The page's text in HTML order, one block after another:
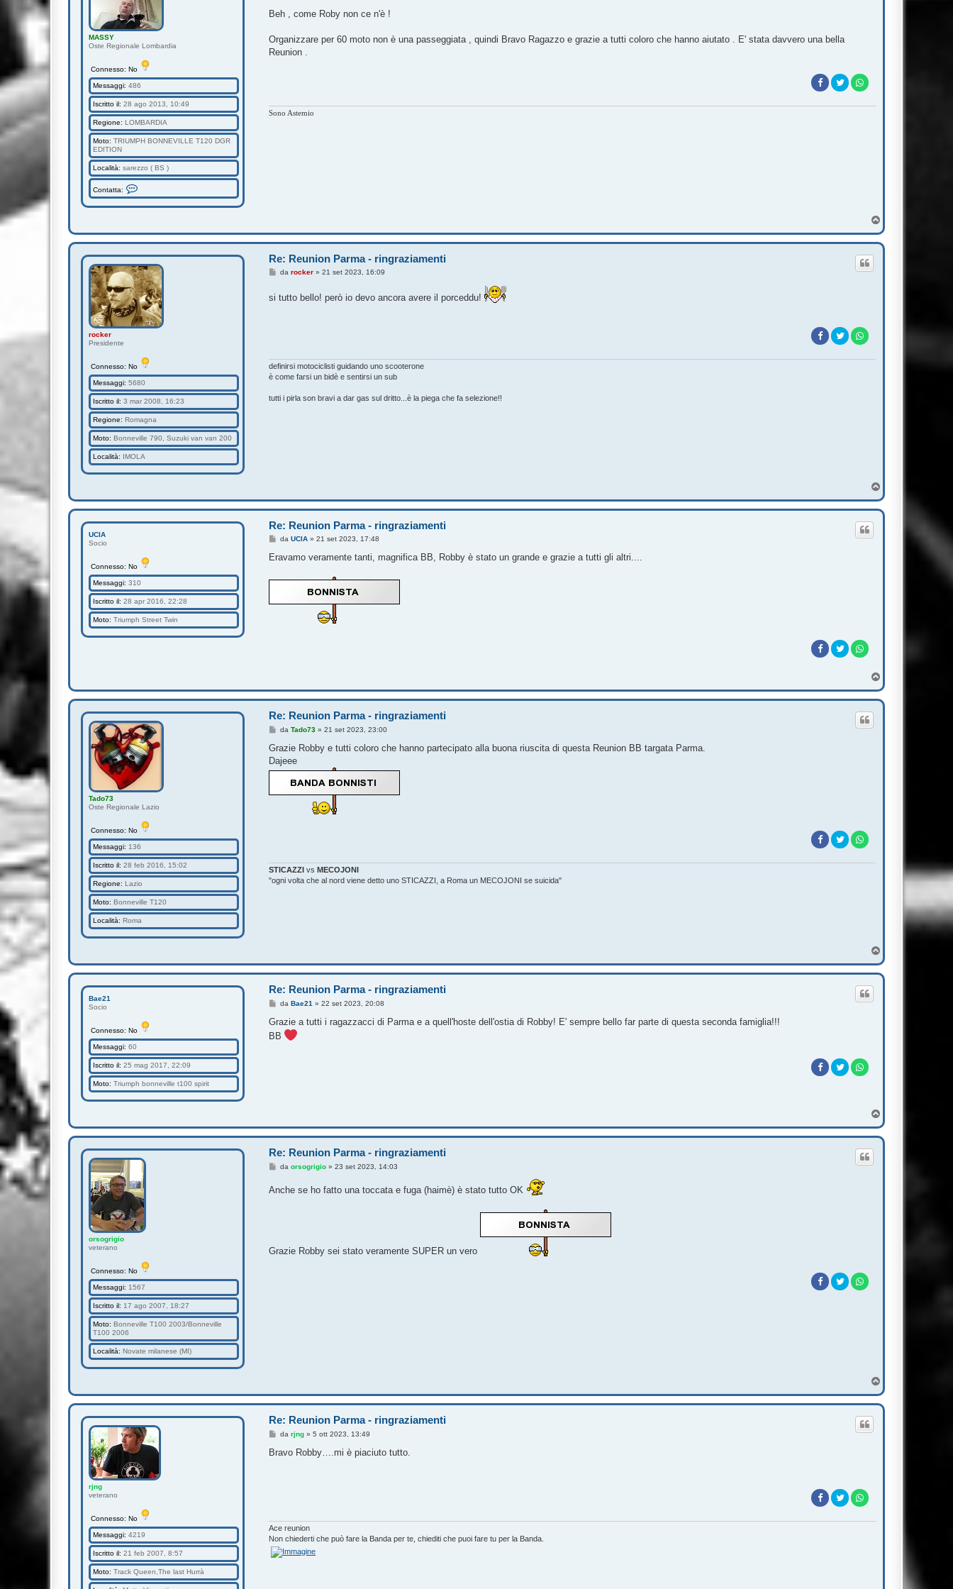
MASSY
Oste Regionale Lombardia
Connesso: No
Messaggi: 486
Iscritto il: 28 ago 2013, 10:49
Regione: LOMBARDIA
Moto: TRIUMPH BONNEVILLE T120 DGR
EDITION
Località: sarezzo ( BS )
Contatta:
t
a
M
S
S
Y
s
g
g
i
Beh , come Roby non ce n'è !
Organizzare per 60 moto non è una passeggiata , quindi Bravo Ragazzo e grazie a tutti coloro che hanno aiutato . E' stata davvero una bella
Reunion .
Sono Astemio
o
rocker
Presidente
Connesso: No
Messaggi: 5680
Iscritto il: 3 mar 2008, 16:23
Regione: Romagna
Moto: Bonneville 790, Suzuki van van 200
Località: IMOLA
Re: Reunion Parma - ringraziamenti
M
s
darocker »21 set 2023, 16:09
si tutto bello! però io devo ancora avere il porceddu!
definirsi motociclisti guidando uno scooterone
è come farsi un bidè e sentirsi un sub
tutti i pirla son bravi a dar gas sul dritto...è la piega che fa selezione!!
o
UCIA
Socio
Connesso: No
Messaggi: 310
Iscritto il: 28 apr 2016, 22:28
Moto: Triumph Street Twin
Re: Reunion Parma - ringraziamenti
M
s
g
o
daUCIA »21 set 2023, 17:48
Eravamo veramente tanti, magnifica BB, Robby è stato un grande e grazie a tutti gli altri....
o
Tado73
Oste Regionale Lazio
Connesso: No
Messaggi: 136
Iscritto il: 28 feb 2016, 15:02
Regione: Lazio
Moto: Bonneville T120
Località: Roma
Re: Reunion Parma - ringraziamenti
M
s
a
g
o
daTado73 »21 set 2023, 23:00
Grazie Robby e tutti coloro che hanno partecipato alla buona riuscita di questa Reunion BB targata Parma.
Dajeee
STICAZZI vsMECOJONI
"ogni volta che al nord viene detto uno STICAZZI, a Roma un MECOJONI se suicida"
o
Bae21
Socio
Connesso: No
Messaggi: 60
Iscritto il: 25 mag 2017, 22:09
Moto: Triumph bonneville t100 spirit
Re: Reunion Parma - ringraziamenti
M
s
a
daBae21 »22 set 2023, 20:08
Grazie a tutti i ragazzacci di Parma e a quell'hoste dell'ostia di Robby! E' sempre bello far parte di questa seconda famiglia!!!
BB
o
orsogrigio
veterano
Connesso: No
Messaggi: 1567
Iscritto il: 17 ago 2007, 18:27
Moto: Bonneville T100 2003/Bonneville
T100 2006
Località: Novate milanese (MI)
Re: Reunion Parma - ringraziamenti
M
s
daorsogrigio »23 set 2023, 14:03
Anche se ho fatto una toccata e fuga (haimè) è stato tutto OK
Grazie Robby sei stato veramente SUPER un vero
o
rjng
veterano
Connesso: No
Messaggi: 4219
Iscritto il: 21 feb 2007, 8:57
Moto: Track Queen,The last Hurrà
Re: Reunion Parma - ringraziamenti
M
s
darjng »5 ott 2023, 13:49
Bravo Robby….mi è piaciuto tutto.
Ace reunion
Non chiederti che può fare la Banda per te, chiediti che puoi fare tu per la Banda.